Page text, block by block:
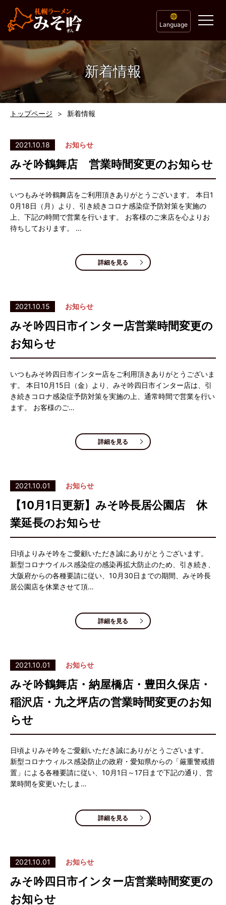
Language
新着情報
トップページ 新着情報
2021.10.18 お知らせ
みそ吟鶴舞店 営業時間変更のお知らせ
いつもみそ吟鶴舞店をご利用頂きありがとうございます。 本日1
0月18日（月）より、引き続きコロナ感染症予防対策を実施の
上、下記の時間で営業を行います。 お客様のご来店を心よりお
待ちしております。 …
詳細を見る
2021.10.15 お知らせ
みそ吟四日市インター店営業時間変更の
お知らせ
いつもみそ吟四日市インター店をご利用頂きありがとうございま
す。 本日10月15日（金）より、みそ吟四日市インター店は、引
き続きコロナ感染症予防対策を実施の上、通常時間で営業を行い
ます。 お客様のご…
詳細を見る
2021.10.01 お知らせ
【10月1日更新】みそ吟長居公園店 休
業延長のお知らせ
日頃よりみそ吟をご愛顧いただき誠にありがとうございます。
新型コロナウイルス感染症の感染再拡大防止のため、引き続き、
大阪府からの各種要請に従い、10月30日までの期間、みそ吟長
居公園店を休業させて頂…
詳細を見る
2021.10.01 お知らせ
みそ吟鶴舞店・納屋橋店・豊田久保店・
稲沢店・九之坪店の営業時間変更のお知
らせ
日頃よりみそ吟をご愛顧いただき誠にありがとうございます。
新型コロナウィルス感染防止の政府・愛知県からの「厳重警戒措
置」による各種要請に従い、10月1日～17日まで下記の通り、営
業時間を変更いたしま…
詳細を見る
2021.10.01 お知らせ
みそ吟四日市インター店営業時間変更の
お知らせ